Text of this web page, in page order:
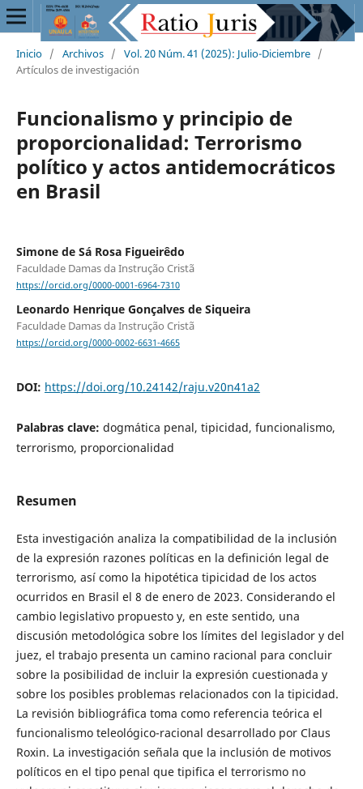
Inicio / Archivos / Vol. 20 Núm. 41 (2025): Julio-Diciembre /
Artículos de investigación
Funcionalismo y principio de
proporcionalidad: Terrorismo
político y actos antidemocráticos
en Brasil
Simone de Sá Rosa Figueirêdo
Faculdade Damas da Instrução Cristã
https://orcid.org/0000-0001-6964-7310
Leonardo Henrique Gonçalves de Siqueira
Faculdade Damas da Instrução Cristã
https://orcid.org/0000-0002-6631-4665
DOI: https://doi.org/10.24142/raju.v20n41a2
Palabras clave: dogmática penal, tipicidad, funcionalismo,
terrorismo, proporcionalidad
Resumen
Esta investigación analiza la compatibilidad de la inclusión
de la expresión razones políticas en la definición legal de
terrorismo, así como la hipotética tipicidad de los actos
ocurridos en Brasil el 8 de enero de 2023. Considerando el
cambio legislativo propuesto y, en este sentido, una
discusión metodológica sobre los límites del legislador y del
juez, el trabajo presenta un camino racional para concluir
sobre la posibilidad de incluir la expresión cuestionada y
sobre los posibles problemas relacionados con la tipicidad.
La revisión bibliográfica toma como referencia teórica el
funcionalismo teleológico-racional desarrollado por Claus
Roxin. La investigación señala que la inclusión de motivos
políticos en el tipo penal que tipifica el terrorismo no